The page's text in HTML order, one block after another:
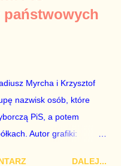
– drugiej osoby w
się publiczne, ale też
prawdziwe” jest
z medium o
upływu czasu,
zdementowane, a
Myrcha i Krzysztof
nazwisk osób, które
PiS, a potem
Autor grafiki:
DALEJ...